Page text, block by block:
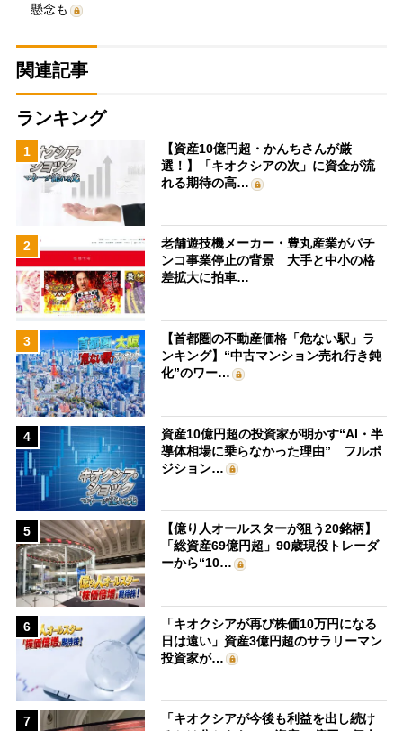
懸念も
関連記事
ランキング
1
【資産10億円超・かんちさんが厳
選！】「キオクシアの次」に資金が流
れる期待の高…
2
老舗遊技機メーカー・豊丸産業がパチ
ンコ事業停止の背景 大手と中小の格
差拡大に拍車…
3
【首都圏の不動産価格「危ない駅」ラ
ンキング】“中古マンション売れ行き鈍
化”のワー…
4
資産10億円超の投資家が明かす“AI・半
導体相場に乗らなかった理由” フルポ
ジション…
5
【億り人オールスターが狙う20銘柄】
「総資産69億円超」90歳現役トレーダ
ーから“10…
6
「キオクシアが再び株価10万円になる
日は遠い」資産3億円超のサラリーマン
投資家が…
7
「キオクシアが今後も利益を出し続け